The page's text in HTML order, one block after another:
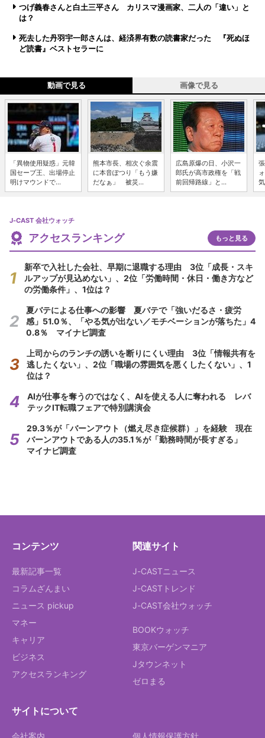
つげ義春さんと白土三平さん カリスマ漫画家、二人の「違い」と
は？
死去した丹羽宇一郎さんは、経済界有数の読書家だった 『死ぬほ
ど読書』ベストセラーに
動画で見る 画像で見る
「異物使用疑惑」元韓
国セーブ王、出場停止
明けマウンドで...
熊本市長、相次ぐ余震
に本音ぽつり「もう嫌
だなぁ」 被災...
広島原爆の日、小沢一
郎氏が高市政権を「戦
前回帰路線」と...
J-CAST 会社ウォッチ
アクセスランキング もっと見る
新卒で入社した会社、早期に退職する理由 3位「成長・スキ
ルアップが見込めない」、2位「労働時間・休日・働き方など
の労働条件」、1位は？
夏バテによる仕事への影響 夏バテで「強いだるさ・疲労
感」51.0％、「やる気が出ない／モチベーションが落ちた」4
0.8％ マイナビ調査
上司からのランチの誘いを断りにくい理由 3位「情報共有を
逃したくない」、2位「職場の雰囲気を悪くしたくない」、1
位は？
AIが仕事を奪うのではなく、AIを使える人に奪われる レバ
テックIT転職フェアで特別講演会
29.3％が「バーンアウト（燃え尽き症候群）」を経験 現在
バーンアウトである人の35.1％が「勤務時間が長すぎる」
マイナビ調査
コンテンツ
最新記事一覧
コラムざんまい
ニュース pickup
マネー
キャリア
ビジネス
アクセスランキング
関連サイト
J-CASTニュース
J-CASTトレンド
J-CAST会社ウォッチ
BOOKウォッチ
東京バーゲンマニア
Jタウンネット
ゼロまる
サイトについて
会社案内 個人情報保護方針